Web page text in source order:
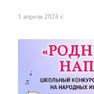
1 апреля 2024 г.